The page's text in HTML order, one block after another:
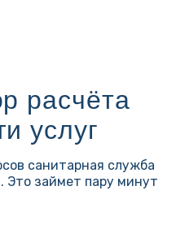
расчёта
услуг
санитарная служба
Это займет пару минут